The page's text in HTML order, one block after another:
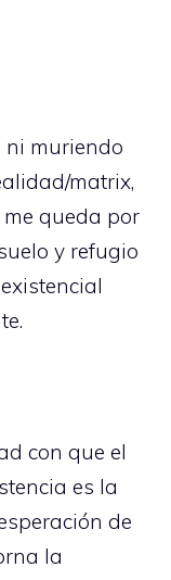
ni muriendo
matrix,
queda por
y refugio
con que el
es la
de
la